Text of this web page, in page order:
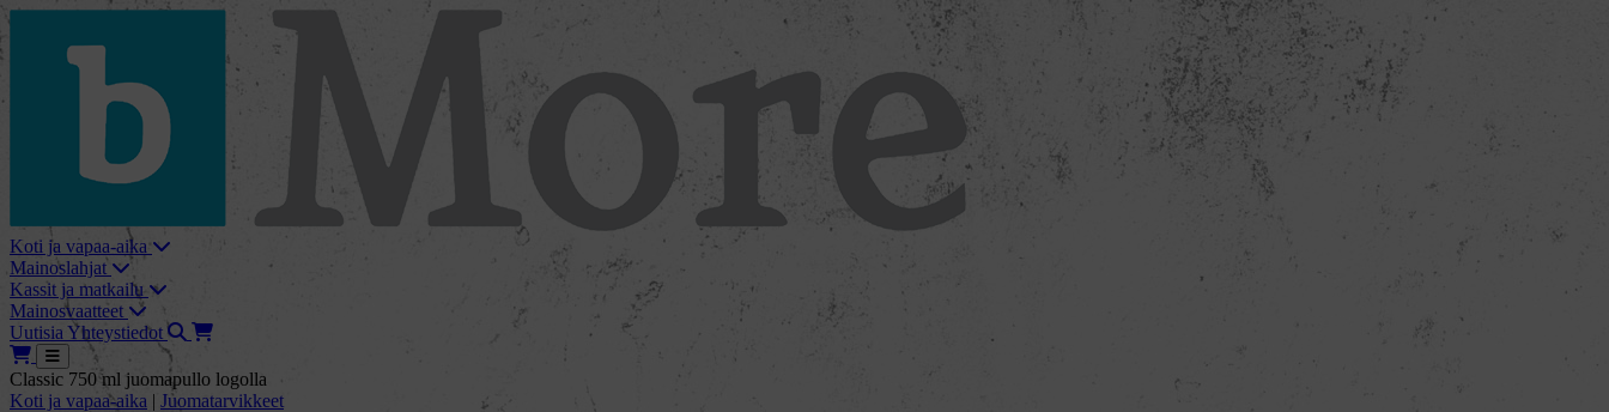
skip_to_content
bMore
Koti ja vapaa-aika
Mainoslahjat
Kassit ja matkailu
Mainosvaatteet
Uutisia Yhteystiedot HakuTarjouskori
Tarjouskori
Avaa
Classic 750 ml juomapullo logolla
Koti ja vapaa-aika | Juomatarvikkeet